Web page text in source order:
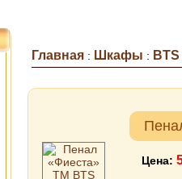
Главная : Шкафы : BTS
Цена: